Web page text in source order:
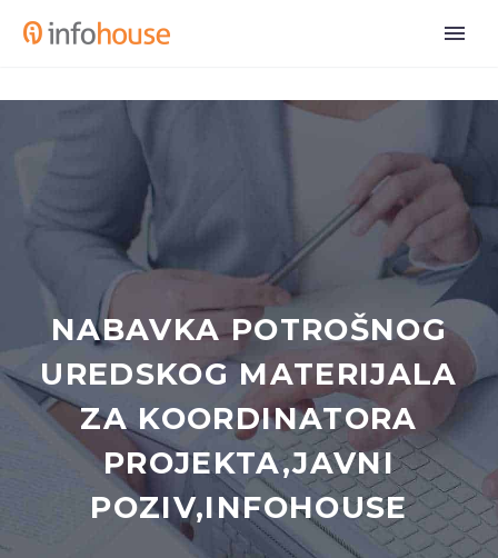
NABAVKA POTROŠNOG
UREDSKOG MATERIJALA
ZA KOORDINATORA
PROJEKTA,JAVNI
POZIV,INFOHOUSE